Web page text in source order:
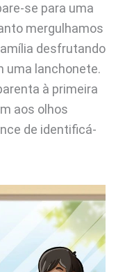
se para uma
mergulhamos
desfrutando
uma lanchonete.
à primeira
aos olhos
de identificá-